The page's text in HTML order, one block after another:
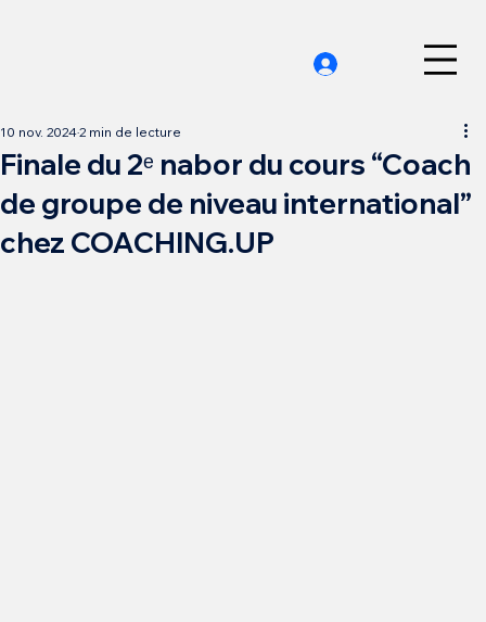
Finale du 2ᵉ nabor du cours “Coach
de groupe de niveau international”
chez COACHING.UP
10 nov. 20242 min de lecture